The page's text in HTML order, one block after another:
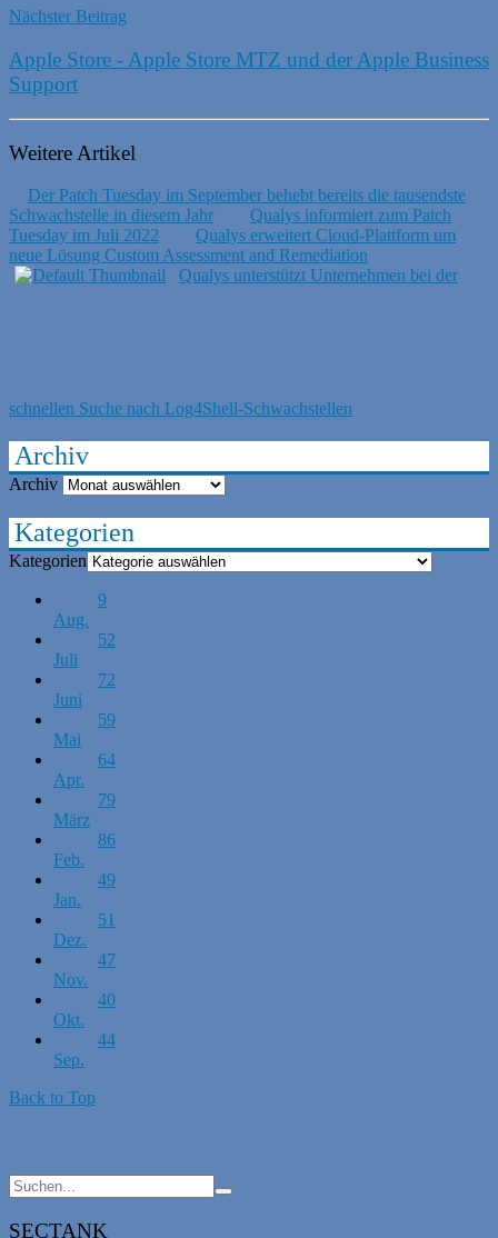
Nächster Beitrag
Apple Store - Apple Store MTZ und der Apple Business
Support
Weitere Artikel
Der Patch Tuesday im September behebt bereits die tausendste
Schwachstelle in diesem Jahr
Qualys informiert zum Patch
Tuesday im Juli 2022
Qualys erweitert Cloud-Plattform um
neue Lösung Custom Assessment and Remediation
Qualys unterstützt Unternehmen bei der
schnellen Suche nach Log4Shell-Schwachstellen
Archiv
Archiv
Kategorien
Kategorien
9
Aug.
52
Juli
72
Juni
59
Mai
64
Apr.
79
März
86
Feb.
49
Jan.
51
Dez.
47
Nov.
40
Okt.
44
Sep.
Back to Top
SECTANK